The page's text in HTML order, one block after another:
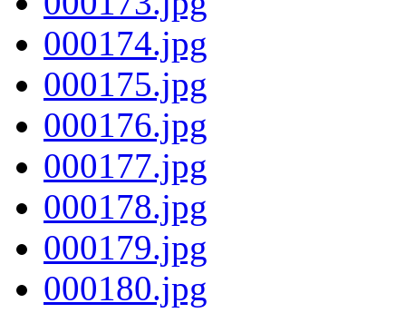
000174.jpg
000175.jpg
000176.jpg
000177.jpg
000178.jpg
000179.jpg
000180.jpg